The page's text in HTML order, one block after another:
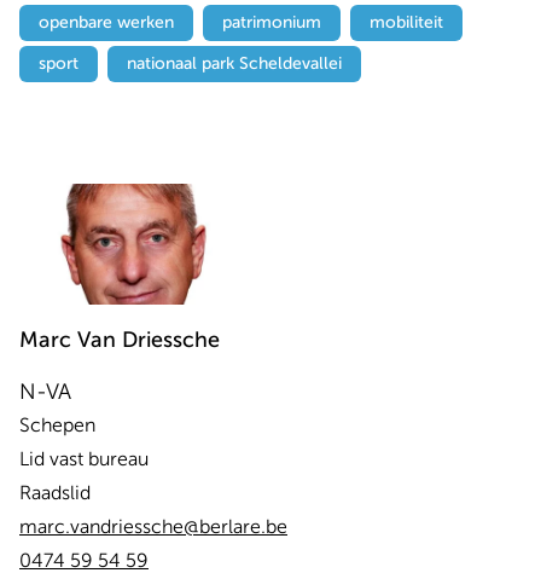
openbare werken patrimonium mobiliteit
sport nationaal park Scheldevallei
Marc Van Driessche
N-VA
Schepen
Lid vast bureau
Raadslid
marc.vandriessche@berlare.be
0474 59 54 59